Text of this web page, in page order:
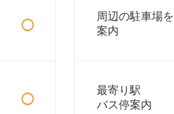
○
○
周辺の駐車場を
案内
最寄り駅
バス停案内